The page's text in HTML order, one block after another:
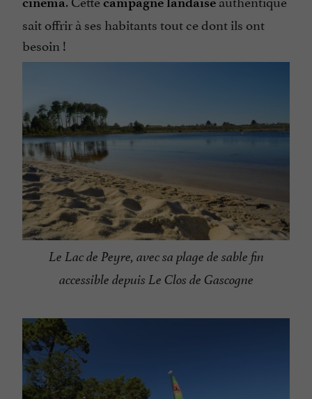
sait offrir à ses habitants tout ce dont ils ont
besoin !
Le Lac de Peyre, avec sa plage de sable fin
accessible depuis Le Clos de Gascogne